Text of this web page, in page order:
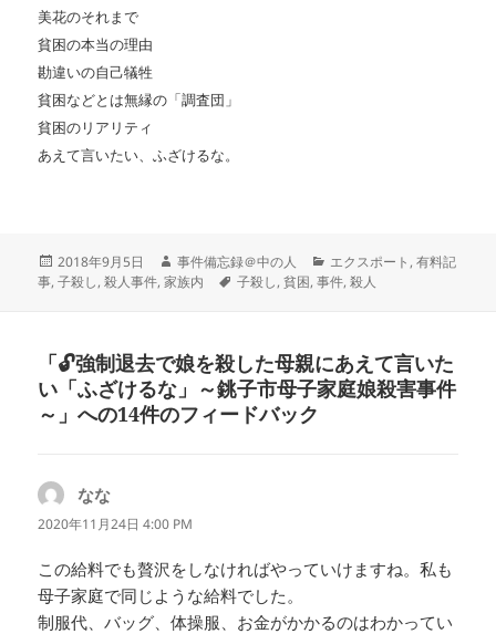
美花のそれまで
貧困の本当の理由
勘違いの自己犠牲
貧困などとは無縁の「調査団」
貧困のリアリティ
あえて言いたい、ふざけるな。
投
稿
2018年9月5日
作
成
事件備忘録＠中の人
カ
テ
エクスポート ,有料記
事,子殺し,殺人事件,家族内
タ
子殺し,貧困,事件,殺人
「🔓強制退去で娘を殺した母親にあえて言いた
い「ふざけるな」～銚子市母子家庭娘殺害事件
～」への14件のフィードバック
なな
り:
2020年11月24日 4:00 PM
この給料でも贅沢をしなければやっていけますね。私も
母子家庭で同じような給料でした。
制服代、バッグ、体操服、お金がかかるのはわかってい